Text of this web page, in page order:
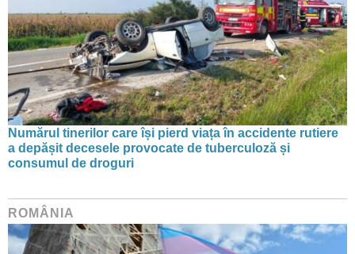
Numărul tinerilor care își pierd viața în accidente rutiere
a depășit decesele provocate de tuberculoză și
consumul de droguri
ROMÂNIA